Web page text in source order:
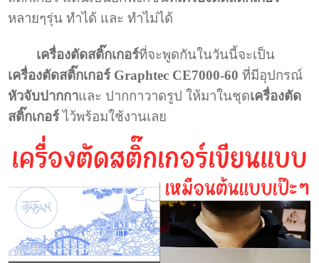
หลายๆรุ่น ทำได้ และ ทำไม่ได้
เครื่องตัดสติ๊กเกอร์ที่จะพูดกันในวันนี้จะเป็น
เครื่องตัดสติ๊กเกอร์ Graphtec CE7000-60ที่มีอุปกรณ์
หัวจับปากกาและ ปากกาวาดรูป ให้มาในชุดเครื่องตัด
สติ๊กเกอร์ไว้พร้อมใช้งานเลย